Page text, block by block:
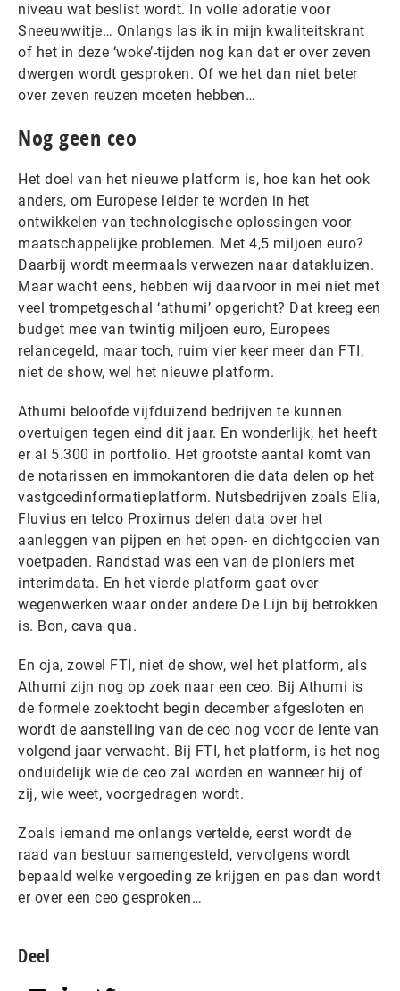
niveau wat beslist wordt. In volle adoratie voor
Sneeuwwitje… Onlangs las ik in mijn kwaliteitskrant
of het in deze ‘woke’-tijden nog kan dat er over zeven
dwergen wordt gesproken. Of we het dan niet beter
over zeven reuzen moeten hebben…
Nog geen ceo
Het doel van het nieuwe platform is, hoe kan het ook
anders, om Europese leider te worden in het
ontwikkelen van technologische oplossingen voor
maatschappelijke problemen. Met 4,5 miljoen euro?
Daarbij wordt meermaals verwezen naar datakluizen.
Maar wacht eens, hebben wij daarvoor in mei niet met
veel trompetgeschal ‘athumi’ opgericht? Dat kreeg een
budget mee van twintig miljoen euro, Europees
relancegeld, maar toch, ruim vier keer meer dan FTI,
niet de show, wel het nieuwe platform.
Athumi beloofde vijfduizend bedrijven te kunnen
overtuigen tegen eind dit jaar. En wonderlijk, het heeft
er al 5.300 in portfolio. Het grootste aantal komt van
de notarissen en immokantoren die data delen op het
vastgoedinformatieplatform. Nutsbedrijven zoals Elia,
Fluvius en telco Proximus delen data over het
aanleggen van pijpen en het open- en dichtgooien van
voetpaden. Randstad was een van de pioniers met
interimdata. En het vierde platform gaat over
wegenwerken waar onder andere De Lijn bij betrokken
is. Bon, cava qua.
En oja, zowel FTI, niet de show, wel het platform, als
Athumi zijn nog op zoek naar een ceo. Bij Athumi is
de formele zoektocht begin december afgesloten en
wordt de aanstelling van de ceo nog voor de lente van
volgend jaar verwacht. Bij FTI, het platform, is het nog
onduidelijk wie de ceo zal worden en wanneer hij of
zij, wie weet, voorgedragen wordt.
Zoals iemand me onlangs vertelde, eerst wordt de
raad van bestuur samengesteld, vervolgens wordt
bepaald welke vergoeding ze krijgen en pas dan wordt
er over een ceo gesproken…
Deel